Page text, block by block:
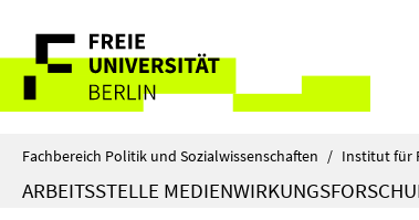
direkt
Inhalt
Service-
Navigation
Fachbereich Politik und Sozialwissenschaften / Institut für
ARBEITSSTELLE